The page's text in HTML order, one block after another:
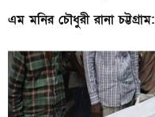
এম মনির চৌধুরী রানা চট্টগ্রাম: